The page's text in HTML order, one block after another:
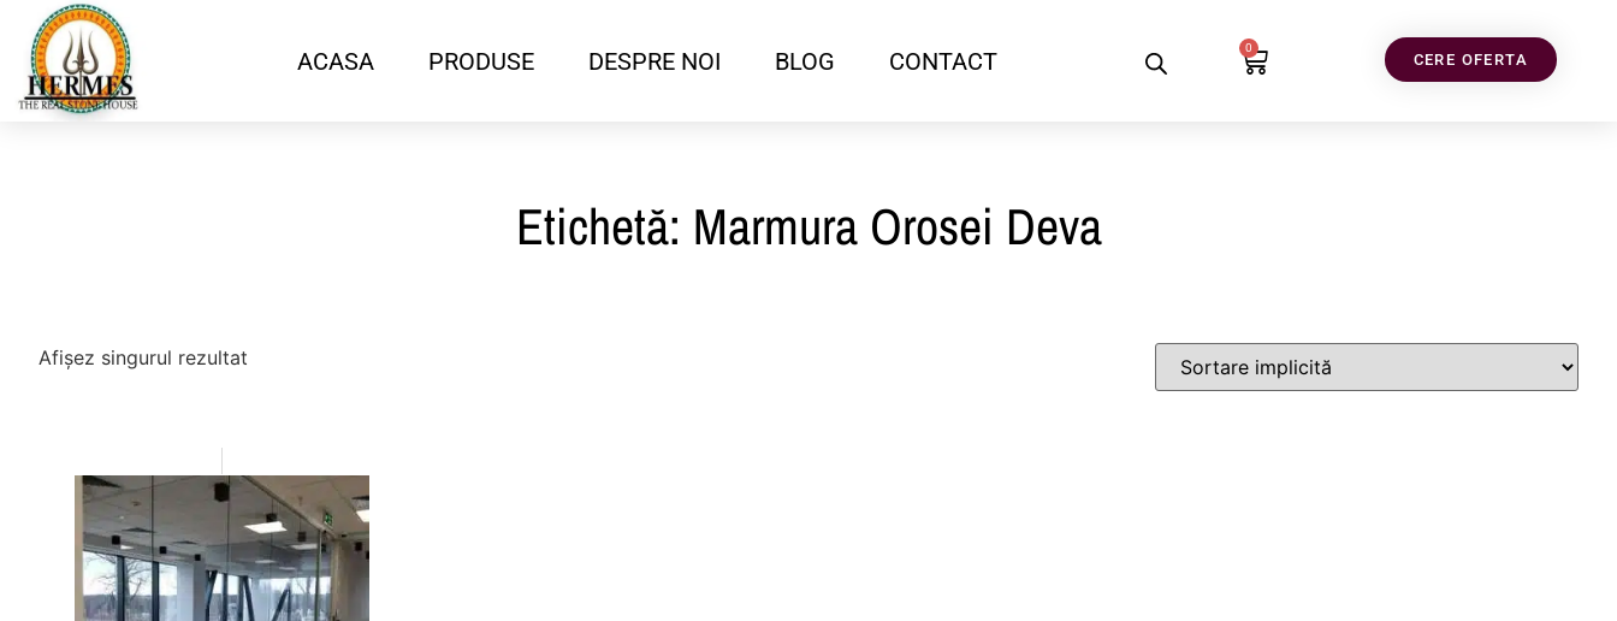
ACASA PRODUSE DESPRE NOI BLOG CONTACT 0
CERE OFERTA
Etichetă: Marmura Orosei Deva
Afișez singurul rezultat